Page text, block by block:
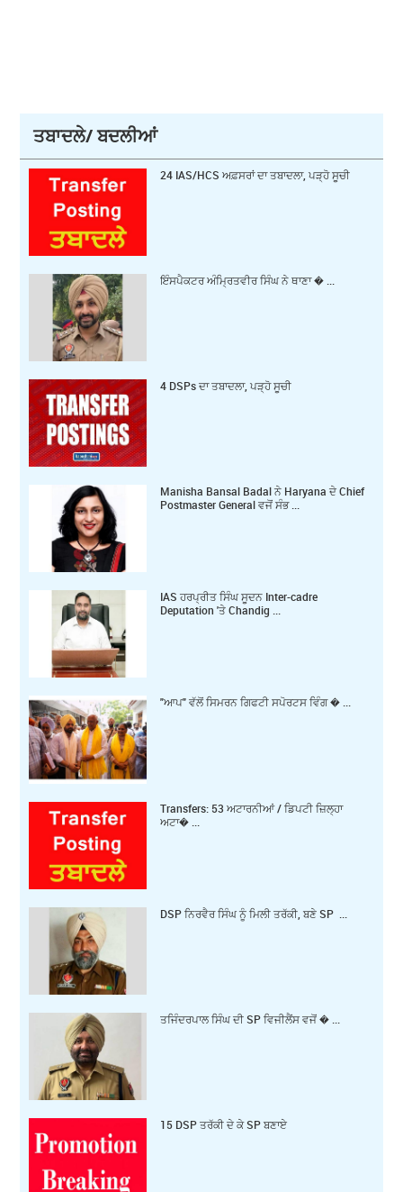
ਤਬਾਦਲੇ/ ਬਦਲੀਆਂ
24 IAS/HCS ਅਫ਼ਸਰਾਂ ਦਾ ਤਬਾਦਲਾ, ਪੜ੍ਹੋ ਸੂਚੀ
ਇੰਸਪੈਕਟਰ ਅੰਮ੍ਰਿਤਵੀਰ ਸਿੰਘ ਨੇ ਥਾਣਾ � ...
4 DSPs ਦਾ ਤਬਾਦਲਾ, ਪੜ੍ਹੋ ਸੂਚੀ
Manisha Bansal Badal ਨੇ Haryana ਦੇ Chief
Postmaster General ਵਜੋਂ ਸੰਭ ...
IAS ਹਰਪ੍ਰੀਤ ਸਿੰਘ ਸੂਦਨ Inter-cadre
Deputation 'ਤੇ Chandig ...
"ਆਪ" ਵੱਲੋਂ ਸਿਮਰਨ ਗਿਫਟੀ ਸਪੋਰਟਸ ਵਿੰਗ � ...
Transfers: 53 ਅਟਾਰਨੀਆਂ / ਡਿਪਟੀ ਜ਼ਿਲ੍ਹਾ
ਅਟਾ� ...
DSP ਨਿਰਵੈਰ ਸਿੰਘ ਨੂੰ ਮਿਲੀ ਤਰੱਕੀ, ਬਣੇ SP ...
ਤਜਿੰਦਰਪਾਲ ਸਿੰਘ ਦੀ SP ਵਿਜੀਲੈਂਸ ਵਜੋਂ � ...
15 DSP ਤਰੱਕੀ ਦੇ ਕੇ SP ਬਣਾਏ